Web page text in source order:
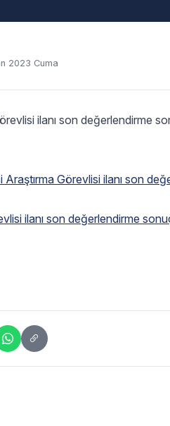
2023 Cuma
ilanı son değerlendirme
Görevlisi ilanı son
ilanı son değerlendirme